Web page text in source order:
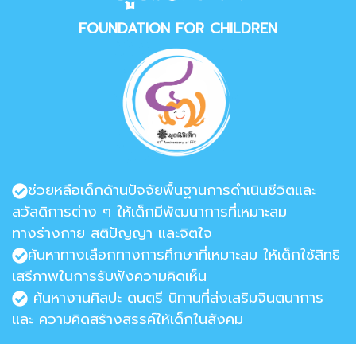
FOUNDATION FOR CHILDREN
ช่วยหลือเด็กด้านปัจจัยพื้นฐานการดำเนินชีวิตและ
สวัสดิการต่าง ๆ ให้เด็กมีพัฒนาการที่เหมาะสม
ทางร่างกาย สติปัญญา และจิตใจ
ค้นหาทางเลือกทางการศึกษาที่เหมาะสม ให้เด็กใช้สิทธิ
เสรีภาพในการรับฟังความคิดเห็น
ค้นหางานศิลปะ ดนตรี นิทานที่ส่งเสริมจินตนาการ
และ ความคิดสร้างสรรค์ให้เด็กในสังคม